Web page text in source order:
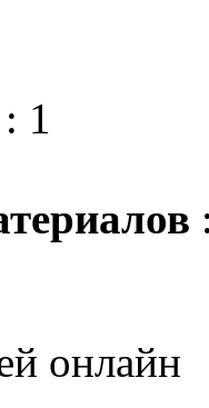
: 1
онлайн